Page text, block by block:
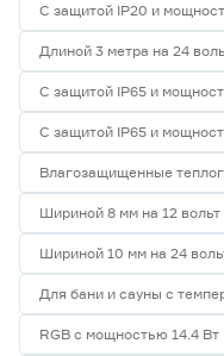
С защитой IP20 и
Длиной 3 метра на 24
С защитой IP65 и
С защитой IP65 и
Влагозащищенные
Шириной 8 мм на 12 вольт
Шириной 10 мм на 24
Для бани и сауны с
RGB с мощностью 14.4 Вт